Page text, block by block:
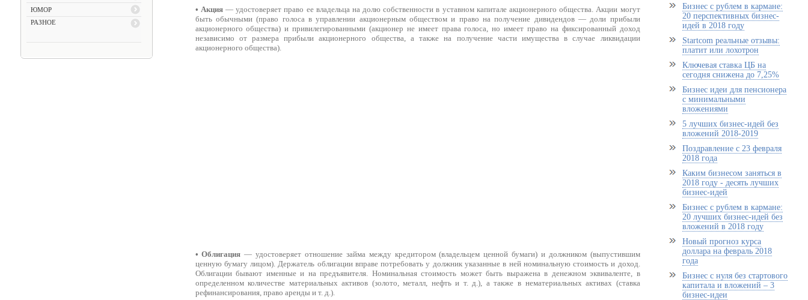
ЮМОР
РАЗНОЕ
• Акция— удостоверяет право ее владельца на долю собственности в уставном капитале акционерного общества. Акции могут
быть обычными (право голоса в управлении акционерным обществом и право на получение дивидендов — доли прибыли
акционерного общества) и привилегированными (акционер не имеет права голоса, но имеет право на фиксированный доход
независимо от размера прибыли акционерного общества, а также на получение части имущества в случае ликвидации
акционерного общества).
• Облигация — удостоверяет отношение займа между кредитором (владельцем ценной бумаги) и должником (выпустившим
ценную бумагу лицом). Держатель облигации вправе потребовать у должник указанные в ней номинальную стоимость и доход.
Облигации бывают именные и на предъявителя. Номинальная стоимость может быть выражена в денежном эквиваленте, в
определенном количестве материальных активов (золото, металл, нефть и т. д.), а также в нематериальных активах (ставка
рефинансирования, право аренды и т. д.).
Бизнес с рублем в кармане:
20 перспективных бизнес-
идей в 2018 году
Startcom реальные отзывы:
платит или лохотрон
Ключевая ставка ЦБ на
сегодня снижена до 7,25%
Бизнес идеи для пенсионера
с минимальными
вложениями
5 лучших бизнес-идей без
вложений 2018-2019
Поздравление с 23 февраля
2018 года
Каким бизнесом заняться в
2018 году - десять лучших
бизнес-идей
Бизнес с рублем в кармане:
20 лучших бизнес-идей без
вложений в 2018 году
Новый прогноз курса
доллара на февраль 2018
года
Бизнес с нуля без стартового
капитала и вложений – 3
бизнес-идеи